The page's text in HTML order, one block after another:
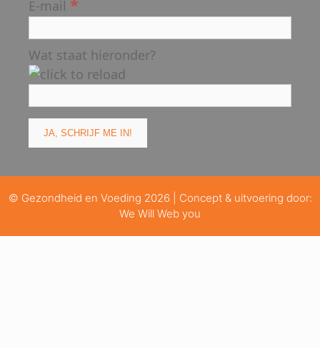
E-mail *
Wat staat hieronder?
© Gezondheid en Voeding 2026 | Concept & uitvoering door:
We Will Web you